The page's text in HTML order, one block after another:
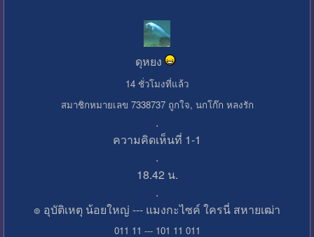
ดุหยง
14 ชั่วโมงที่แล้ว
สมาชิกหมายเลข 7338737 ถูกใจ, นกโก๊ก หลงรัก
.
ความคิดเห็นที่ 1-1
.
18.42 น.
.
๏ อุบัติเหตุ น้อยใหญ่ --- แมงกะไซค์ ใครนี่ สหายเฒ่า
011 11 --- 101 11 011